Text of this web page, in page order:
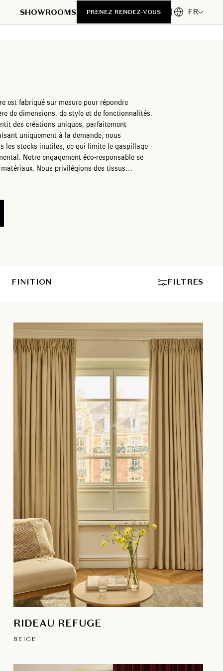
SHOWROOMS PRENEZ RENDEZ-VOUS FR
est fabriqué sur mesure pour répondre
de dimensions, de style et de fonctionnalités.
des créations uniques, parfaitement
uniquement à la demande, nous
les stocks inutiles, ce qui limite le gaspillage
se
Nous privilégions des tissus
le coton et le lin recyclé, pour créer des
avec nos collections éco-conçues,
en préservant l’environnement.
FINITION FILTRES
RIDEAU REFUGE
BEIGE